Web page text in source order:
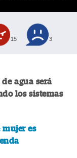
15 3
agua será
los sistemas
mujer es